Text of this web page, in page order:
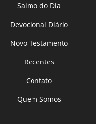
Salmo do Dia
Devocional Diário
Novo Testamento
Recentes
Contato
Quem Somos